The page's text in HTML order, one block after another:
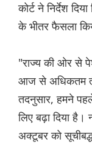
कोर्ट ने निर्देश
के भीतर फैसला
"राज्य की ओर से
आज से अधिकतम
तदनुसार, हमने
लिए बढ़ा दिया
अक्टूबर को